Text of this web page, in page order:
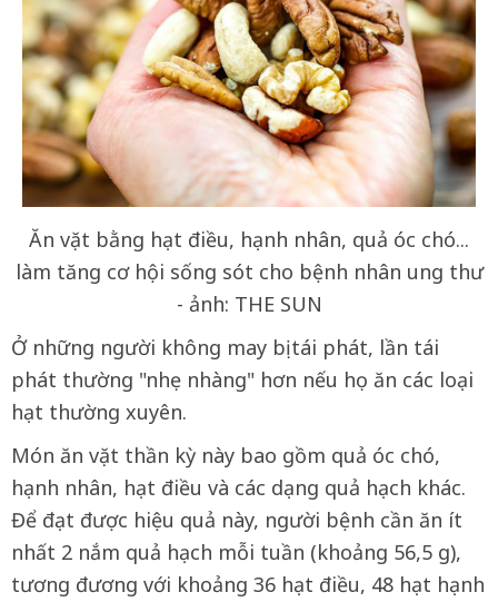
Ăn vặt bằng hạt điều, hạnh nhân, quả óc chó...
làm tăng cơ hội sống sót cho bệnh nhân ung thư
- ảnh: THE SUN
Ở những người không may bị tái phát, lần tái
phát thường "nhẹ nhàng" hơn nếu họ ăn các loại
hạt thường xuyên.
Món ăn vặt thần kỳ này bao gồm quả óc chó,
hạnh nhân, hạt điều và các dạng quả hạch khác.
Để đạt được hiệu quả này, người bệnh cần ăn ít
nhất 2 nắm quả hạch mỗi tuần (khoảng 56,5 g),
tương đương với khoảng 36 hạt điều, 48 hạt hạnh